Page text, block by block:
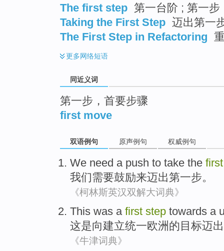
The first step 第一台阶 ; 第一
Taking the First Step 迈出第一
The First Step in Refactoring
更多网络短语
同近义词
第一步，首要步骤
first move
双语例句 原声例句 权威例句
We need a push to take the first
我们需要鼓励来迈出第一步。
《柯林斯英汉双解大词典》
This was a first step towards a
这是向建立统一欧洲的目标迈
《牛津词典》